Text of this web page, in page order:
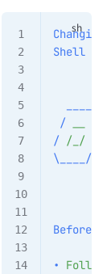
Changing
Shell
/
/ /_/ /
\____/_/
Before
• Follow